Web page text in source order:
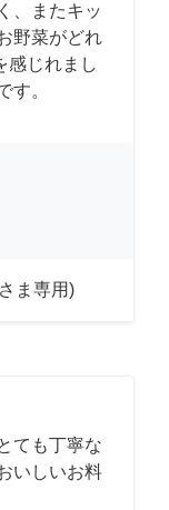
、またキッ
野菜がどれ
感じれまし
す。
ま専用)
ても丁寧な
いしいお料